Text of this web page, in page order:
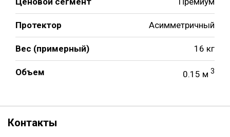
Протектор Асимметричный
Вес (примерный) 16 кг
Объем 0.15 м 3
Контакты